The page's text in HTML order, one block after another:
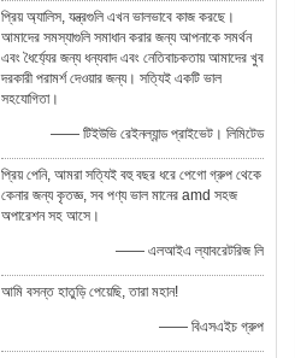
প্রিয় অ্যালিস, যন্ত্রগুলি এখন ভালভাবে কাজ করছে।
আমাদের সমস্যাগুলি সমাধান করার জন্য আপনাকে সমর্থন
এবং ধৈর্য্যের জন্য ধন্যবাদ এবং নেতিবাচকতায় আমাদের খুব
দরকারী পরামর্শ দেওয়ার জন্য। সত্যিই একটি ভাল
সহযোগিতা।
—— টিইউভি রেইনল্যান্ড প্রাইভেট। লিমিটেড
প্রিয় পেনি, আমরা সত্যিই বহু বছর ধরে পেগো গ্রুপ থেকে
কেনার জন্য কৃতজ্ঞ, সব পণ্য ভাল মানের amd সহজ
অপারেশন সহ আসে।
—— এলআইএ ল্যাবরেটরিজ লি
আমি বসন্ত হাতুড়ি পেয়েছি, তারা মহান!
—— বিএসএইচ গ্রুপ